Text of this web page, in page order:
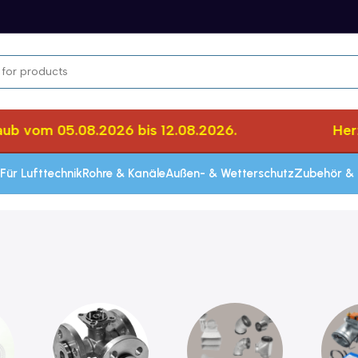
05.08.2026 bis 12.08.2026.
LufttechnikRohre & KanäleAußen- & WetterschutzZubehör &